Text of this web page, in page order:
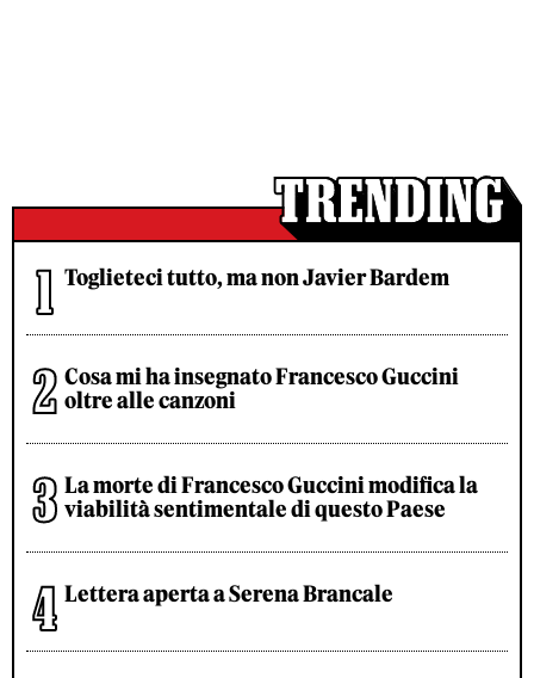
Toglieteci tutto, ma non Javier Bardem
Cosa mi ha insegnato Francesco Guccini
oltre alle canzoni
La morte di Francesco Guccini modifica la
viabilità sentimentale di questo Paese
Lettera aperta a Serena Brancale